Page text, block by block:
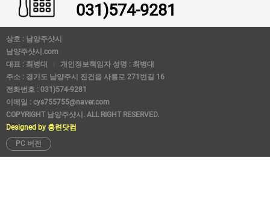
031)574-9281
상호 : 남양주샷시
남양주샷시.com
대표 : 최병대
개인정보책임자 성명 : 최병대
주소 : 경기도 남양주시 진건읍 사릉로 271번길 16
전화번호 : 031)574-9281
이메일 : cys755755@naver.com
COPYRIGHT 남양주샷시. ALL RIGHT RESERVED.
Designed by 홍련닷컴
PC 버전